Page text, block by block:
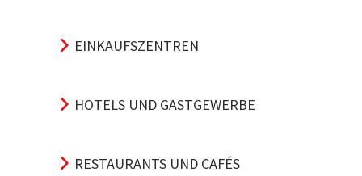
EINKAUFSZENTREN
HOTELS UND GASTGEWERBE
RESTAURANTS UND CAFÉS